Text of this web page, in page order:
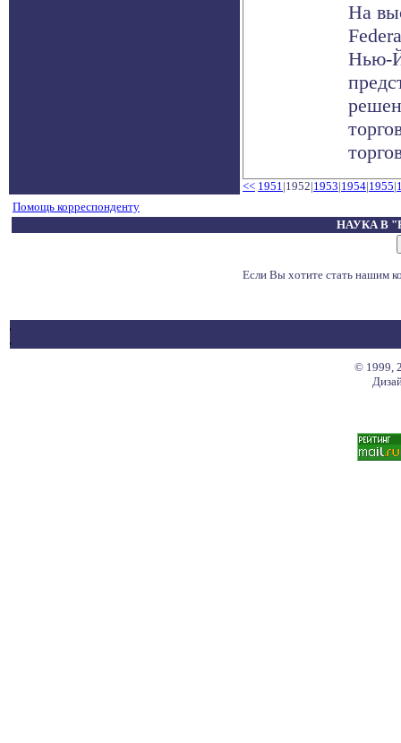
На
Нью-
<< 1951|1952|1953|1954|1955|
Помощь корреспонденту
НАУКА В
Если Вы хотите стать нашим
© 1999,